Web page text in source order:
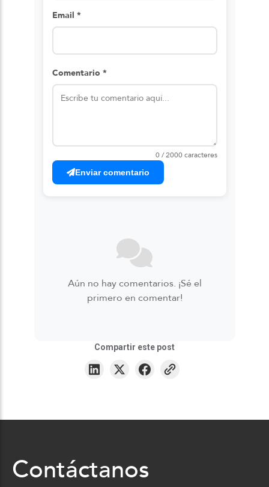
Email *
Comentario *
0 / 2000 caracteres
Enviar comentario
Aún no hay comentarios. ¡Sé el
primero en comentar!
Compartir este post
Contáctanos